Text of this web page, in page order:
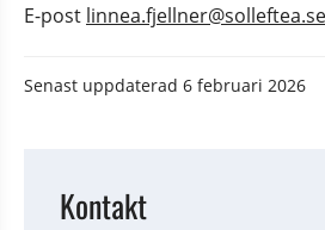
E-post linnea.fjellner@solleftea.se
Senast uppdaterad 6 februari 2026
Kontakt